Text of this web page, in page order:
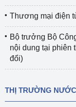
Thương mại điện
Bộ trưởng Bộ
nội dung tại phiên
đổi)
THỊ TRƯỜNG